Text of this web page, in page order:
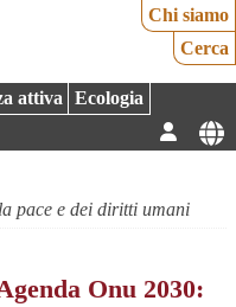
Chi siamo
Cerca
attiva
Ecologia
pace e dei diritti umani
Onu 2030: